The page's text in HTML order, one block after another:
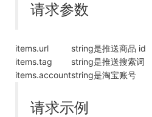
请求参数
items.url string是推送商品 id
items.tag
string是推送搜索词
items.accountstring是淘宝账号
请求示例